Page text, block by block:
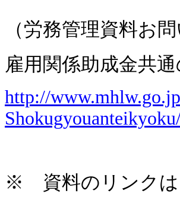
（労務管理資料お
雇用関係助成金共
http://
※ 資料のリンクは